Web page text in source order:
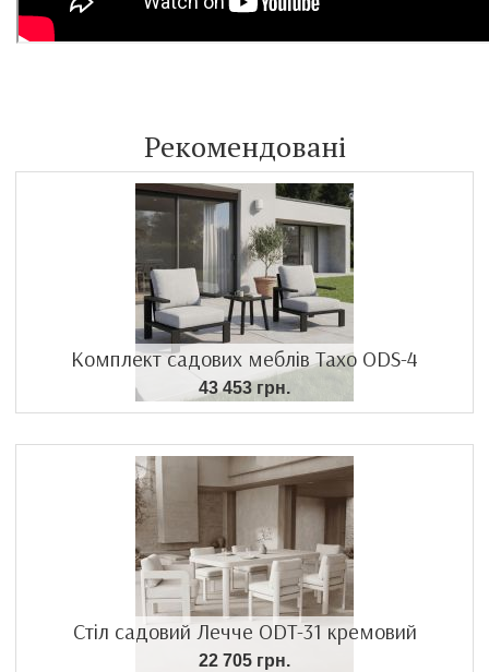
Рекомендовані
Комплект садових меблів Тахо ODS-4
43 453 грн.
Стіл садовий Лечче ODT-31 кремовий
22 705 грн.